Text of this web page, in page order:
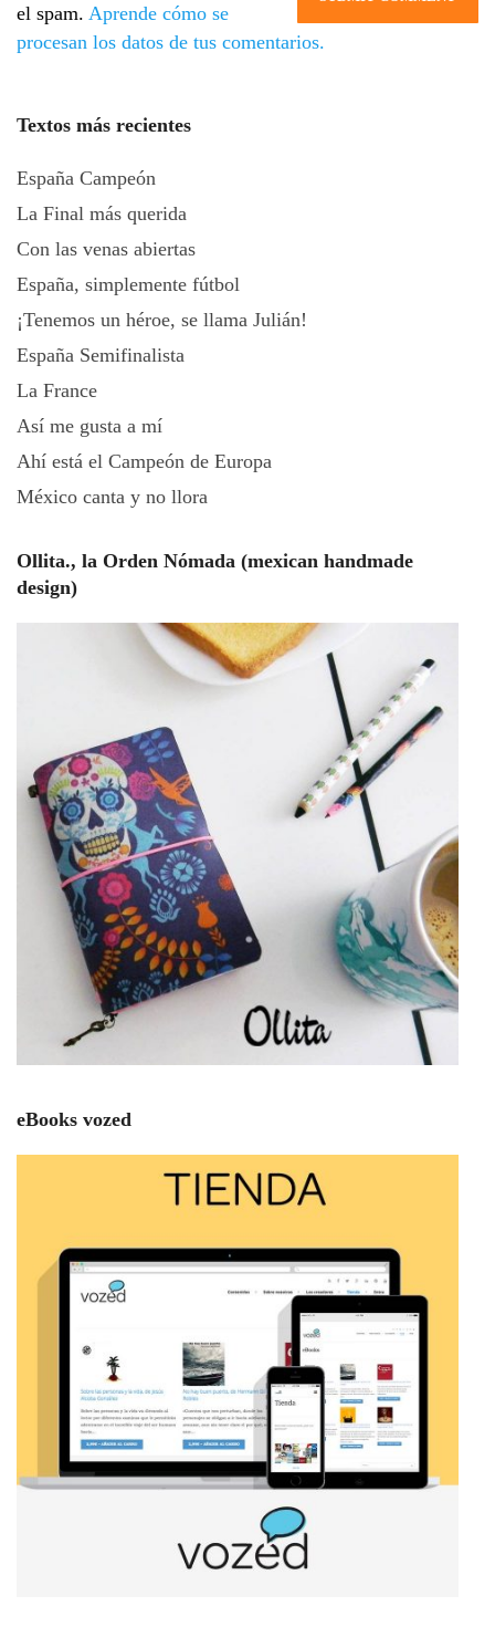
el spam. Aprende cómo se
procesan los datos de tus comentarios.
Textos más recientes
España Campeón
La Final más querida
Con las venas abiertas
España, simplemente fútbol
¡Tenemos un héroe, se llama Julián!
España Semifinalista
La France
Así me gusta a mí
Ahí está el Campeón de Europa
México canta y no llora
Ollita., la Orden Nómada (mexican handmade
design)
eBooks vozed